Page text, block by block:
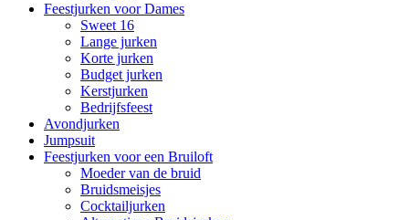
Feestjurken voor Dames
Sweet 16
Lange jurken
Korte jurken
Budget jurken
Kerstjurken
Bedrijfsfeest
Avondjurken
Jumpsuit
Feestjurken voor een Bruiloft
Moeder van de bruid
Bruidsmeisjes
Cocktailjurken